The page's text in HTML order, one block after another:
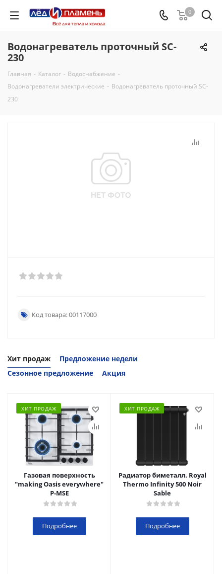
0
Водонагреватель проточный SC-
230
Главная - Каталог - Водоснабжение -
Водонагреватели электрические - Водонагреватель проточный SC-
230
Код товара: 00117000
Хит продаж
Предложение недели
Сезонное предложение
Акция
ХИТ ПРОДАЖ
Газовая поверхность
"making Oasis everywhere"
P-MSE
Подробнее
ХИТ ПРОДАЖ
Радиатор биметалл. Royal
Thermo Infinity 500 Noir
Sable
Подробнее